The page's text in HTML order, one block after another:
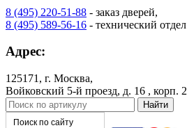
8 (495) 220-51-88 - заказ дверей,
8 (495) 589-56-16 - технический отдел
Адрес:
125171, г. Москва,
Войковский 5-й проезд, д. 16 , корп. 2